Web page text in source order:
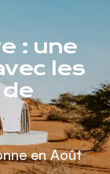
: une
les
en Août